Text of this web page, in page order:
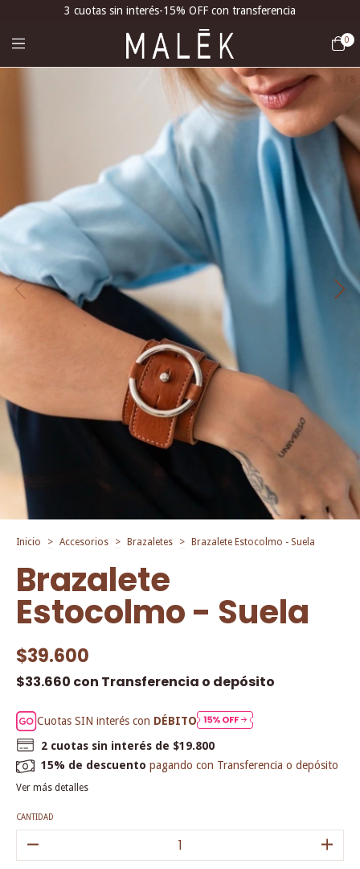
3 cuotas sin interés-15% OFF con transferencia
0
Inicio > Accesorios > Brazaletes > Brazalete Estocolmo - Suela
Brazalete
Estocolmo - Suela
$39.600
$33.660 con Transferencia o depósito
Cuotas SIN interés con DÉBITO
2 cuotas sin interés de $19.800
15% de descuento pagando con Transferencia o depósito
Ver más detalles
CANTIDAD